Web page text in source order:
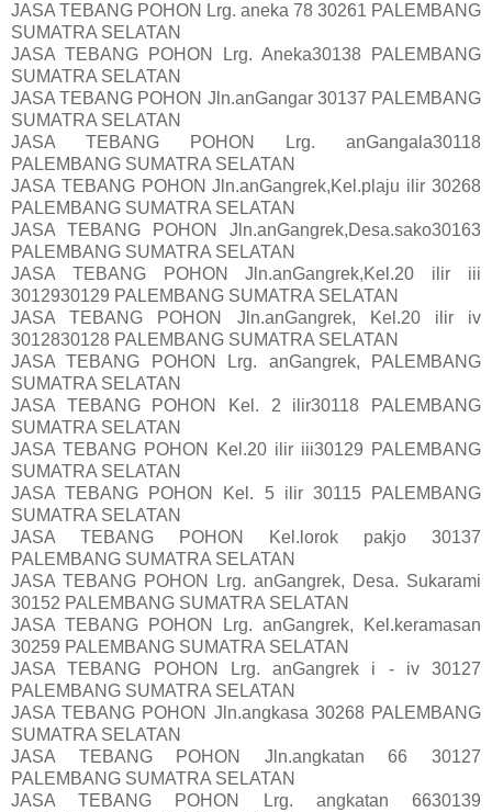
JASA TEBANG POHON Lrg. aneka 78 30261 PALEMBANG
SUMATRA SELATAN
JASA TEBANG POHON Lrg. Aneka30138 PALEMBANG
SUMATRA SELATAN
JASA TEBANG POHON Jln.anGangar 30137 PALEMBANG
SUMATRA SELATAN
JASA TEBANG POHON Lrg. anGangala30118
PALEMBANG SUMATRA SELATAN
JASA TEBANG POHON Jln.anGangrek,Kel.plaju ilir 30268
PALEMBANG SUMATRA SELATAN
JASA TEBANG POHON Jln.anGangrek,Desa.sako30163
PALEMBANG SUMATRA SELATAN
JASA TEBANG POHON Jln.anGangrek,Kel.20 ilir iii
3012930129 PALEMBANG SUMATRA SELATAN
JASA TEBANG POHON Jln.anGangrek, Kel.20 ilir iv
3012830128 PALEMBANG SUMATRA SELATAN
JASA TEBANG POHON Lrg. anGangrek, PALEMBANG
SUMATRA SELATAN
JASA TEBANG POHON Kel. 2 ilir30118 PALEMBANG
SUMATRA SELATAN
JASA TEBANG POHON Kel.20 ilir iii30129 PALEMBANG
SUMATRA SELATAN
JASA TEBANG POHON Kel. 5 ilir 30115 PALEMBANG
SUMATRA SELATAN
JASA TEBANG POHON Kel.lorok pakjo 30137
PALEMBANG SUMATRA SELATAN
JASA TEBANG POHON Lrg. anGangrek, Desa. Sukarami
30152 PALEMBANG SUMATRA SELATAN
JASA TEBANG POHON Lrg. anGangrek, Kel.keramasan
30259 PALEMBANG SUMATRA SELATAN
JASA TEBANG POHON Lrg. anGangrek i - iv 30127
PALEMBANG SUMATRA SELATAN
JASA TEBANG POHON Jln.angkasa 30268 PALEMBANG
SUMATRA SELATAN
JASA TEBANG POHON Jln.angkatan 66 30127
PALEMBANG SUMATRA SELATAN
JASA TEBANG POHON Lrg. angkatan 6630139